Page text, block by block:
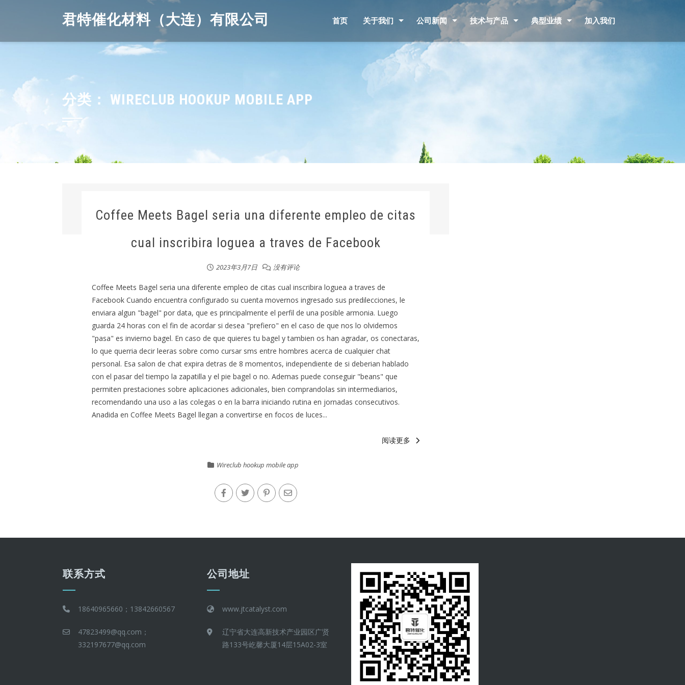
君特催化材料（大连）有限公司 首页 关于我们 公司新闻 技术与产品 典型业绩 加入我们
分类： WIRECLUB HOOKUP MOBILE APP
Coffee Meets Bagel seri­a una diferente empleo de citas
cual inscribira loguea a traves de Facebook
2023年3月7日 没有评论
Coffee Meets Bagel seri­a una diferente empleo de citas cual inscribira loguea a traves de
Facebook Cuando encuentra configurado su cuenta movernos ingresado sus predilecciones, le
enviara algun "bagel" por data, que es principalmente el perfil de una posible armonia. Luego
guarda 24 horas con el fin de acordar si desea "prefiero" en el caso de que nos lo olvidemos
"pasa" es invierno bagel. En caso de que quieres tu bagel y tambien os han agradar, os conectaras,
lo que querri­a decir leeras sobre como cursar sms entre hombres acerca de cualquier chat
personal. Esa salon de chat expira detras de 8 momentos, independiente de si deberian hablado
con el pasar del tiempo la zapatilla y el pie bagel o no. Ademas puede conseguir "beans" que
permiten prestaciones sobre aplicaciones adicionales, bien comprandolas sin intermediarios,
recomendando una uso a las colegas o en la barra iniciando rutina en jornadas consecutivos.
Anadida en Coffee Meets Bagel llegan a convertirse en focos de luces...
阅读更多
Wireclub hookup mobile app
联系方式
18640965660；13842660567
47823499@qq.com；
332197677@qq.com
公司地址
www.jtcatalyst.com
辽宁省大连高新技术产业园区广贤
路133号屹馨大厦14层15A02-3室